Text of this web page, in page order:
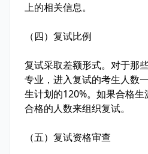
上的相关信息。
（四）复试比例
复试采取差额形式。对于那
专业，进入复试的考生人数
生计划的120%。如果合格
合格的人数来组织复试。
（五）复试资格审查